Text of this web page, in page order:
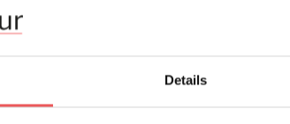
Details